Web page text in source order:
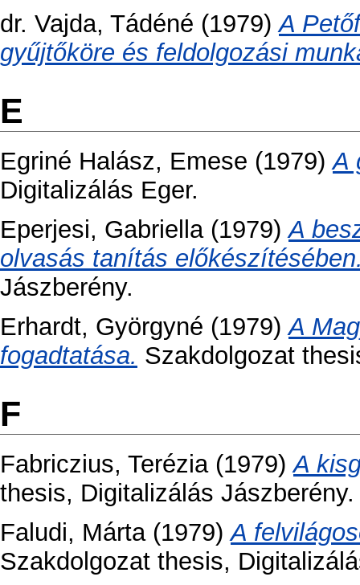
dr. Vajda, Tádéné (1979)A
gyűjtőköre és feldolgozási
E
Egriné Halász, Emese (1979)A
Digitalizálás Eger.
Eperjesi, Gabriella(1979)A
olvasás tanítás
Jászberény.
Erhardt, Györgyné (1979)A
fogadtatása. Szakdolgozat
F
Fabriczius, Terézia(1979)A
thesis, Digitalizálás Jászberény.
Faludi, Márta(1979)A
Szakdolgozat thesis,